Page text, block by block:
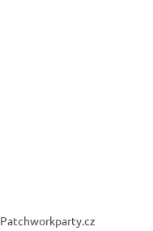
Patchworkparty.cz